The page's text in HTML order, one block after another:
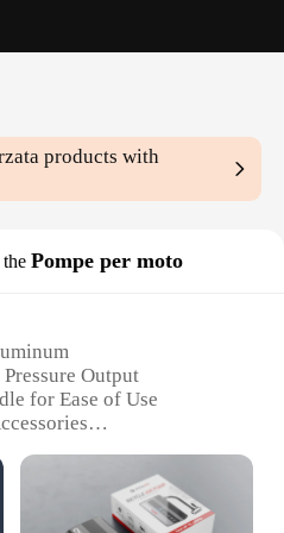
products with
Pompe per moto
Output
for Ease of Use